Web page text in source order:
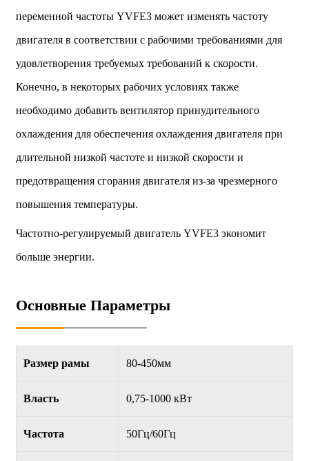
переменной частоты YVFE3 может изменять частоту
двигателя в соответствии с рабочими требованиями для
удовлетворения требуемых требований к скорости.
Конечно, в некоторых рабочих условиях также
необходимо добавить вентилятор принудительного
охлаждения для обеспечения охлаждения двигателя при
длительной низкой частоте и низкой скорости и
предотвращения сгорания двигателя из-за чрезмерного
повышения температуры.
Частотно-регулируемый двигатель YVFE3 экономит
больше энергии.
Основные Параметры
Размер рамы 80-450мм
Власть 0,75-1000 кВт
Частота 50Гц/60Гц